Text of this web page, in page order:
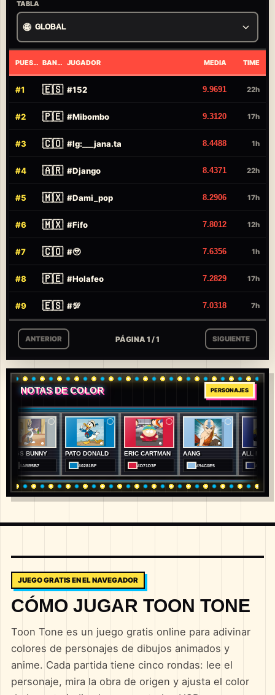
TABLA
🌐 GLOBAL
PUESTO BANDERA JUGADOR MEDIA TIME
#1 🇪🇸 #152 9.9691 22h
#2 🇵🇪 #Mibombo 9.3120 17h
#3 🇨🇴 #Ig:___jana.ta 8.4488 1h
#4 🇦🇷 #Django 8.4371 22h
#5 🇲🇽 #Dami_pop 8.2906 17h
#6 🇲🇽 #Fifo 7.8012 12h
#7 🇨🇴 #🥹 7.6356 1h
#8 🇵🇪 #Holafeo 7.2829 17h
#9 🇪🇸 #💯 7.0318 7h
ANTERIOR PÁGINA 1 / 1 SIGUIENTE
NOTAS DE COLOR PERSONAJES
BUNNY PATO DONALD ERIC CARTMAN AANG ALL MIGHT
JUEGO GRATIS EN EL NAVEGADOR
CÓMO JUGAR TOON TONE
Toon Tone es un juego gratis online para adivinar
colores de personajes de dibujos animados y
anime. Cada partida tiene cinco rondas: lee el
personaje, mira la obra de origen y ajusta el color